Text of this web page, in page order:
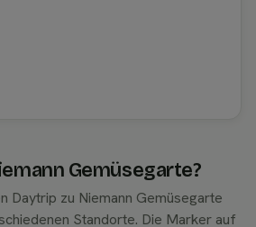
Gemüsegarte?
Daytrip zu Niemann Gemüsegarte
Standorte. Die Marker auf